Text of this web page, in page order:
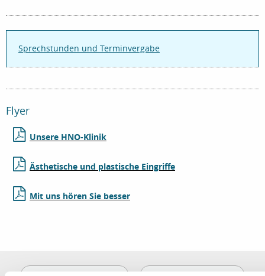
Sprechstunden und Terminvergabe
Flyer
Unsere HNO-Klinik
Ästhetische und plastische Eingriffe
Mit uns hören Sie besser